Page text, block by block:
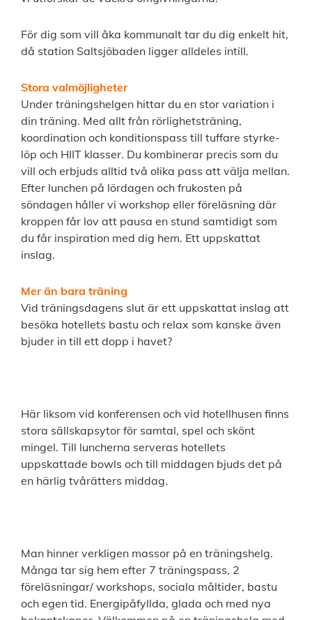
För dig som vill åka kommunalt tar du dig enkelt hit,
då station Saltsjöbaden ligger alldeles intill.
Stora valmöjligheter
Under träningshelgen hittar du en stor variation i
din träning. Med allt från rörlighetsträning,
koordination och konditionspass till tuffare styrke-
löp och HIIT klasser. Du kombinerar precis som du
vill och erbjuds alltid två olika pass att välja mellan.
Efter lunchen på lördagen och frukosten på
söndagen håller vi workshop eller föreläsning där
kroppen får lov att pausa en stund samtidigt som
du får inspiration med dig hem. Ett uppskattat
inslag.
Mer än bara träning
Vid träningsdagens slut är ett uppskattat inslag att
besöka hotellets bastu och relax som kanske även
bjuder in till ett dopp i havet?
Här liksom vid konferensen och vid hotellhusen finns
stora sällskapsytor för samtal, spel och skönt
mingel. Till luncherna serveras hotellets
uppskattade bowls och till middagen bjuds det på
en härlig tvårätters middag.
Man hinner verkligen massor på en träningshelg.
Många tar sig hem efter 7 träningspass, 2
föreläsningar/ workshops, sociala måltider, bastu
och egen tid. Energipåfyllda, glada och med nya